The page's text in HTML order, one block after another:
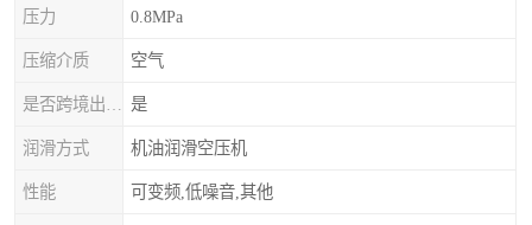
压力 0.8MPa
压缩介质 空气
是
润滑方式 机油润滑空压机
性能 可变频,低噪音,其他